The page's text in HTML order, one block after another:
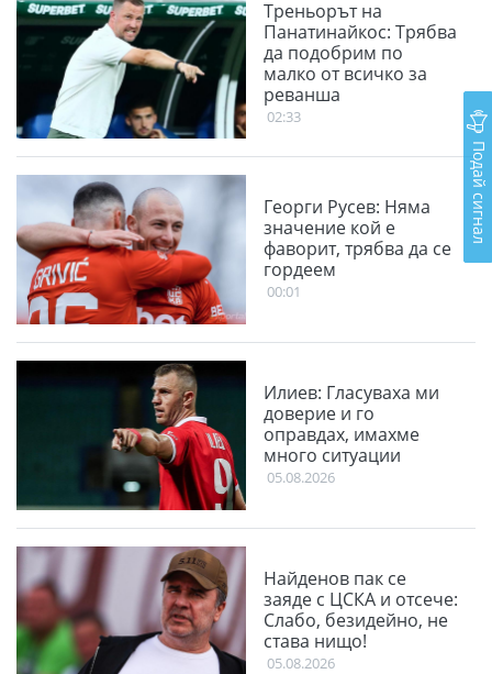
Треньорът на
Панатинайкос: Трябва
да подобрим по
малко от всичко за
реванша
02:33
Георги Русев: Няма
значение кой е
фаворит, трябва да се
гордеем
00:01
Илиев: Гласуваха ми
доверие и го
оправдах, имахме
много ситуации
05.08.2026
Найденов пак се
заяде с ЦСКА и отсече:
Слабо, безидейно, не
става нищо!
05.08.2026
Подай сигнал